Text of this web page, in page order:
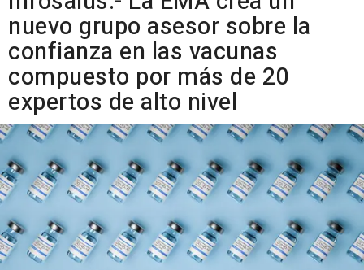
nuevo grupo asesor sobre la
confianza en las vacunas
compuesto por más de 20
expertos de alto nivel